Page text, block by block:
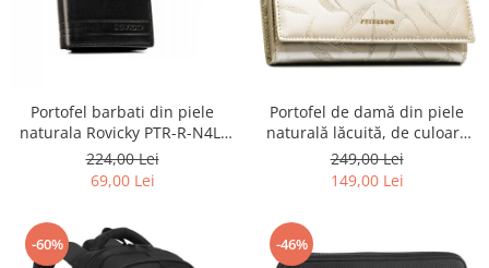
Portofel barbati din piele
naturala Rovicky PTR-R-N4L-
GAT-8922 B+B
224,00 Lei
69,00 Lei
Portofel de damă din piele
naturală lăcuită, de culoare
bej, cu închidere cu capsă -
Peterson
249,00 Lei
149,00 Lei
-60% -46%